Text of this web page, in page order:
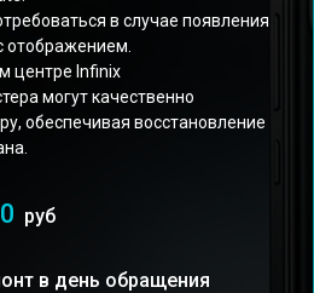
в случае появления
отображением.
центре Infinix
могут качественно
обеспечивая восстановление
руб
в день обращения